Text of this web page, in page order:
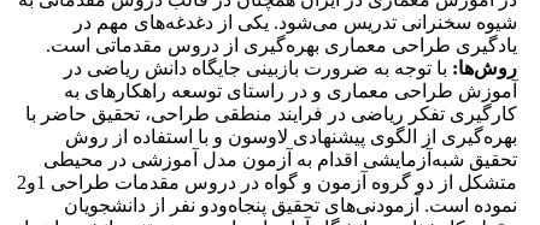
شیوه سخنرانی تدریس می‌شود. یکی از دغدغه‌های مهم در
یادگیری طراحی معماری بهره‌گیری از دروس مقدماتی است.
روش‌ها‌: با توجه به ضرورت بازبینی جایگاه دانش ریاضی در
آموزش طراحی معماری و در راستای توسعه راهکارهای به‌
کارگیری تفکر ریاضی در فرایند منطقی طراحی، تحقیق حاضر با
بهره‌‌گیری از الگوی پیشنهادی لاوسون و با استفاده از روش
تحقیق شبه‌آزمایشی اقدام به آزمون مدل آموزشی در محیطی
متشکل از دو گروه آزمون و گواه در دروس مقدمات طراحی 1و2
نموده است. آزمودنی‌های تحقیق پنجاه‌و‌دو نفر از دانشجویان